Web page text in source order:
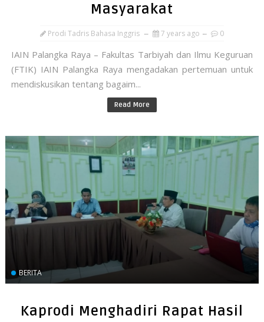
Masyarakat
Prodi Tadris Bahasa Inggris 7 years ago 0
IAIN Palangka Raya – Fakultas Tarbiyah dan Ilmu Keguruan
(FTIK) IAIN Palangka Raya mengadakan pertemuan untuk
mendiskusikan tentang bagaim...
Read More
BERITA
Kaprodi Menghadiri Rapat Hasil